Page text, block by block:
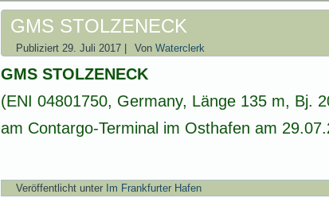
GMS STOLZENECK
Publiziert 29. Juli 2017 Von Waterclerk
GMS STOLZENECK
(ENI 04801750, Germany, Länge 135 m, Bj.
am Contargo-Terminal im Osthafen am
Veröffentlicht unter Im Frankfurter Hafen